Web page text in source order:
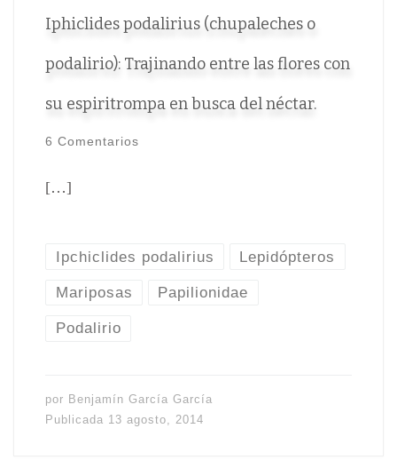
Iphiclides podalirius (chupaleches o
podalirio): Trajinando entre las flores con
su espiritrompa en busca del néctar.
6 Comentarios
[…]
Ipchiclides podalirius Lepidópteros
Mariposas Papilionidae
Podalirio
por Benjamín García García
Publicada 13 agosto, 2014